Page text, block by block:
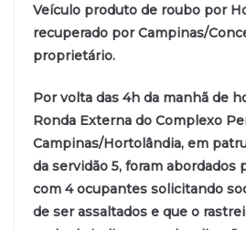
Veículo produto de roubo por
recuperado por Campinas/
proprietário.
Por volta das 4h da manhã de
Ronda Externa do Complexo
Campinas/Hortolândia, em
da servidão 5, foram abordados
com 4 ocupantes solicitando
de ser assaltados e que o